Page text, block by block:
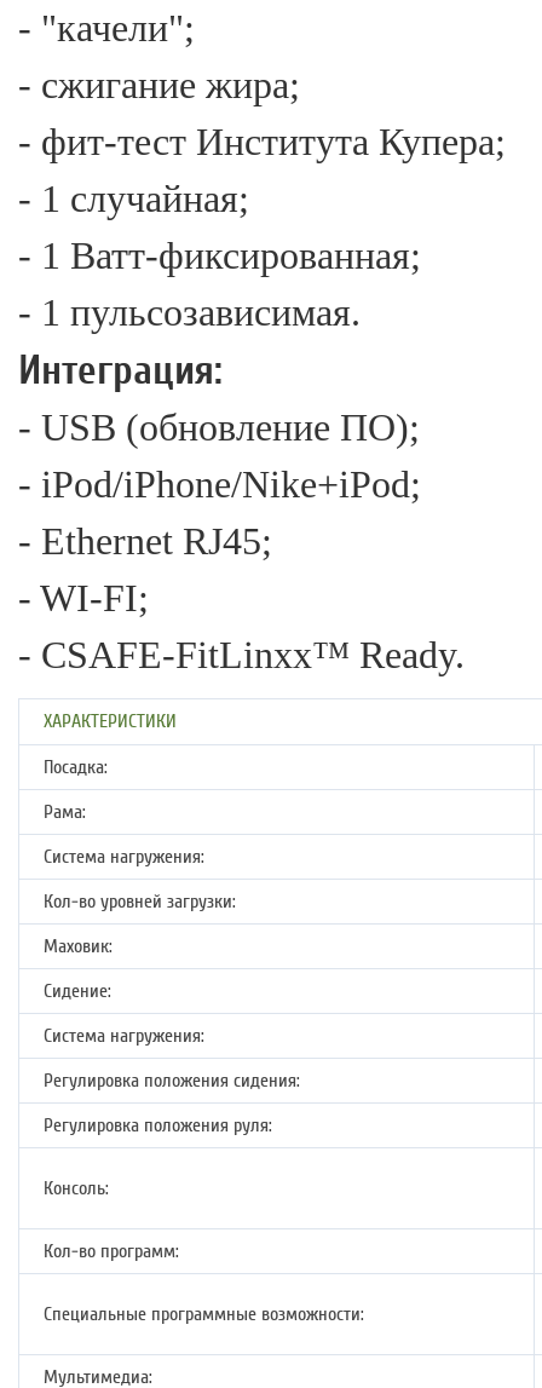
- "качели";
- сжигание жира;
- фит-тест Института Купера;
- 1 случайная;
- 1 Ватт-фиксированная;
- 1 пульсозависимая.
Интеграция:
- USB (обновление ПО);
- iPod/iPhone/Nike+iPod;
- Ethernet RJ45;
- WI-FI;
- CSAFE-FitLinxx™ Ready.
ХАРАКТЕРИСТИКИ
Посадка:
Рама:
Система нагружения:
Кол-во уровней загрузки:
Маховик:
Сидение:
Система нагружения:
Регулировка положения сидения:
Регулировка положения руля:
Консоль:
Кол-во программ:
Специальные программные возможности:
Мультимедиа: